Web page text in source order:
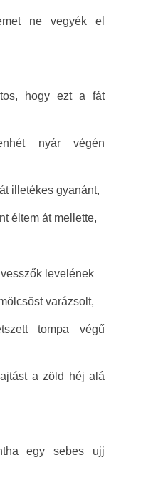
ne vegyék el
hogy ezt a fát
nyár végén
illetékes gyanánt,
éltem át mellette,
levelének
varázsolt,
tompa végű
a zöld héj alá
egy sebes ujj